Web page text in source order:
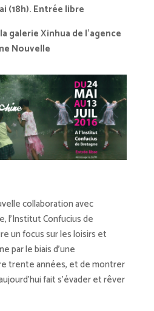
(18h). Entrée libre
galerie Xinhua de l’agence
Nouvelle
collaboration avec
l’Institut Confucius de
un focus sur les loisirs et
par le biais d’une
trente années, et de montrer
fait s’évader et rêver